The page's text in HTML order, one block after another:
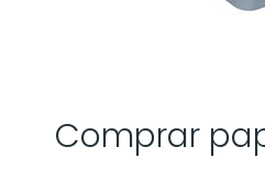
Comprar